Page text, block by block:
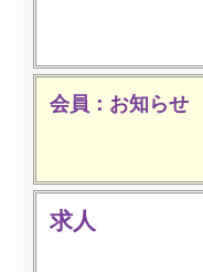
会員：お知らせ
求人